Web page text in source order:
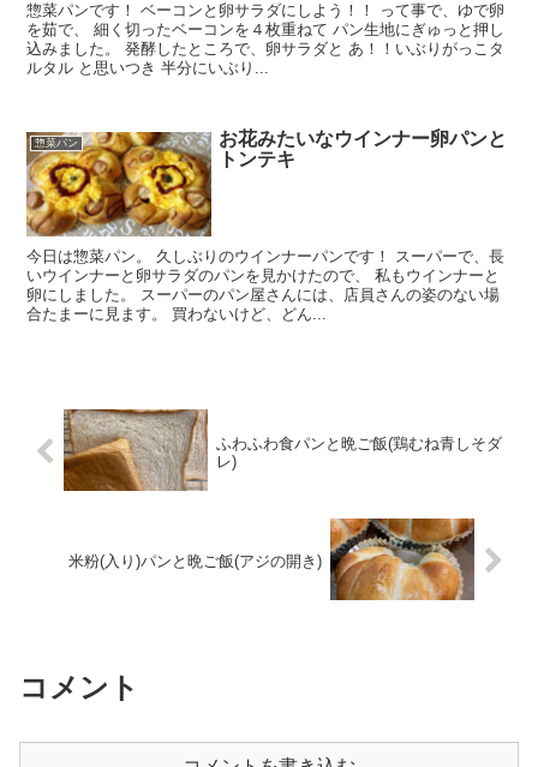
惣菜パンです！ ベーコンと卵サラダにしよう！！ って事で、ゆで卵
を茹で、 細く切ったベーコンを４枚重ねて パン生地にぎゅっと押し
込みました。 発酵したところで、卵サラダと あ！！いぶりがっこタ
ルタル と思いつき 半分にいぶり...
惣菜パン
お花みたいなウインナー卵パンと
トンテキ
今日は惣菜パン。 久しぶりのウインナーパンです！ スーパーで、長
いウインナーと卵サラダのパンを見かけたので、 私もウインナーと
卵にしました。 スーパーのパン屋さんには、店員さんの姿のない場
合たまーに見ます。 買わないけど、どん...
ふわふわ食パンと晩ご飯(鶏むね青しそダ
レ)
米粉(入り)パンと晩ご飯(アジの開き)
コメント